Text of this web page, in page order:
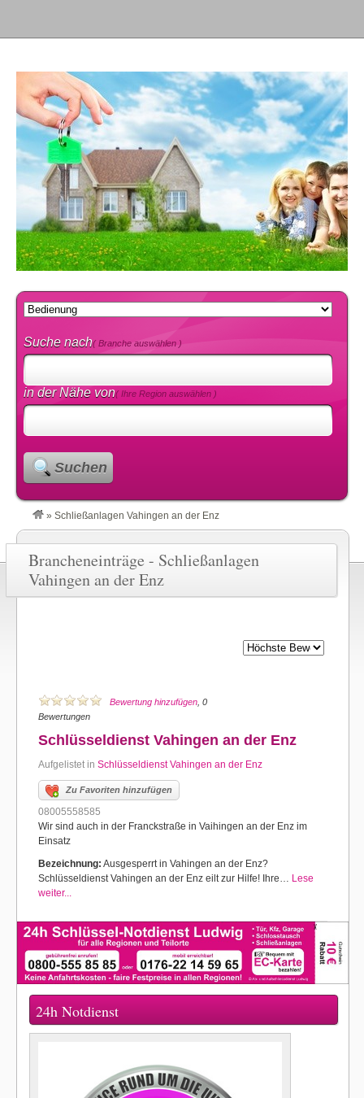
Suche nach( Branche auswählen )
in der Nähe von( Ihre Region auswählen )
Suchen
» Schließanlagen Vahingen an der Enz
Brancheneinträge - Schließanlagen
Vahingen an der Enz
Bewertung hinzufügen , 0
Bewertungen
Schlüsseldienst Vahingen an der Enz
Aufgelistet in Schlüsseldienst Vahingen an der Enz
Zu Favoriten hinzufügen
08005558585
Wir sind auch in der Franckstraße in Vaihingen an der Enz im
Einsatz
Bezeichnung: Ausgesperrt in Vahingen an der Enz?
Schlüsseldienst Vahingen an der Enz eilt zur Hilfe! Ihre… Lese
weiter...
24h Notdienst